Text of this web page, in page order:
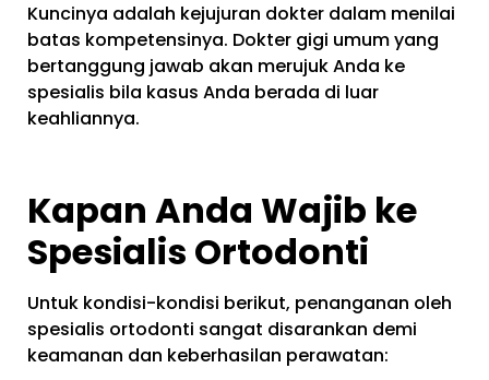
Kuncinya adalah kejujuran dokter dalam menilai
batas kompetensinya. Dokter gigi umum yang
bertanggung jawab akan merujuk Anda ke
spesialis bila kasus Anda berada di luar
keahliannya.
Kapan Anda Wajib ke
Spesialis Ortodonti
Untuk kondisi-kondisi berikut, penanganan oleh
spesialis ortodonti sangat disarankan demi
keamanan dan keberhasilan perawatan: